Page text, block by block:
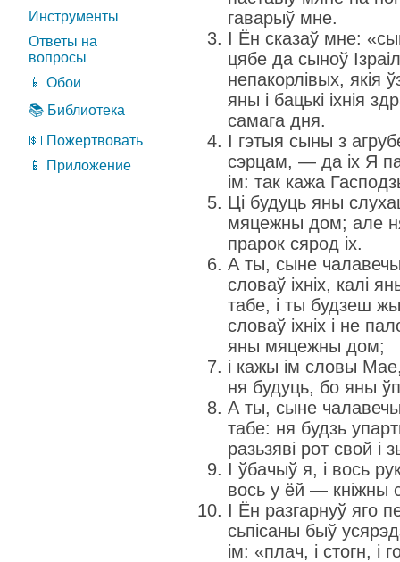
Инструменты
Ответы на
вопросы
📱 Обои
📚 Библиотека
💵 Пожертвовать
📱 Приложение
гаварыў мне.
І Ён сказаў мне:
цябе да сыноў
непакорлівых, якія
яны і бацькі іхнія
самага дня.
І гэтыя сыны з
сэрцам, — да іх Я
ім: так кажа
Ці будуць яны
мяцежны дом; але
прарок сярод іх.
А ты, сыне
словаў іхніх, калі
табе, і ты будзеш
словаў іхніх і не
яны мяцежны дом;
і кажы ім словы
ня будуць, бо яны
А ты, сыне
табе: ня будзь
разьзяві рот свой
І ўбачыў я, і вось
вось у ёй — кніжны
І Ён разгарнуў яго
сьпісаны быў
ім: «плач, і стогн, і